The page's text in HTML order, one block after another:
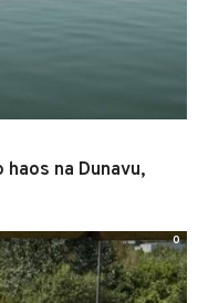
na Dunavu,
0